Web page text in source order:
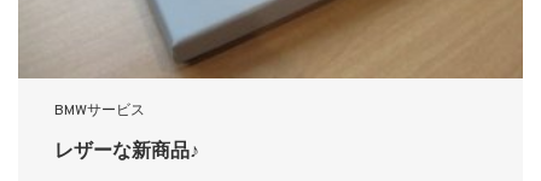
BMWサービス
レザーな新商品♪